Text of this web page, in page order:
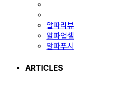
알파리뷰
알파업셀
알파푸시
ARTICLES